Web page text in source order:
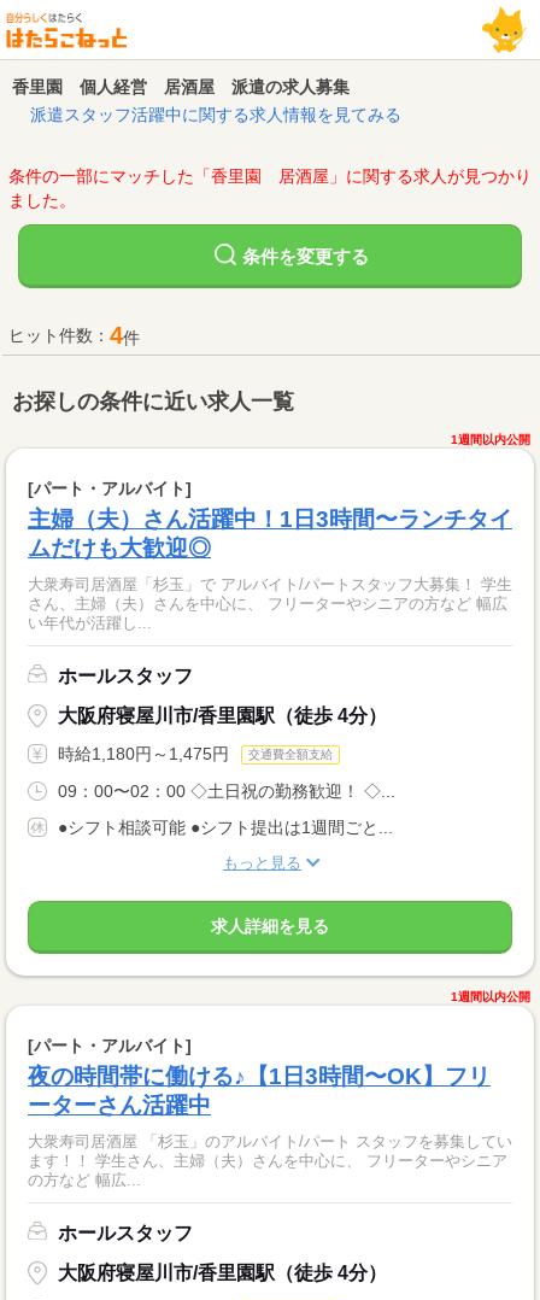
香里園 個人経営 居酒屋 派遣の求人募集
派遣スタッフ活躍中に関する求人情報を見てみる
条件の一部にマッチした「香里園 居酒屋」に関する求人が見つかり
ました。
条件を変更する
ヒット件数： 4件
お探しの条件に近い求人一覧
1週間以内公開
[パート・アルバイト]
主婦（夫）さん活躍中！1日3時間〜ランチタイ
ムだけも大歓迎◎
大衆寿司居酒屋「杉玉」で アルバイト/パートスタッフ大募集！ 学生
さん、主婦（夫）さんを中心に、 フリーターやシニアの方など 幅広
い年代が活躍し...
ホールスタッフ
大阪府寝屋川市/香里園駅（徒歩 4分）
時給1,180円～1,475円 交通費全額支給
09：00〜02：00 ◇土日祝の勤務歓迎！ ◇...
●シフト相談可能 ●シフト提出は1週間ごと...
もっと見る
求人詳細を見る
1週間以内公開
[パート・アルバイト]
夜の時間帯に働ける♪【1日3時間〜OK】フリ
ーターさん活躍中
大衆寿司居酒屋 「杉玉」のアルバイト/パート スタッフを募集してい
ます！！ 学生さん、主婦（夫）さんを中心に、 フリーターやシニア
の方など 幅広...
ホールスタッフ
大阪府寝屋川市/香里園駅（徒歩 4分）